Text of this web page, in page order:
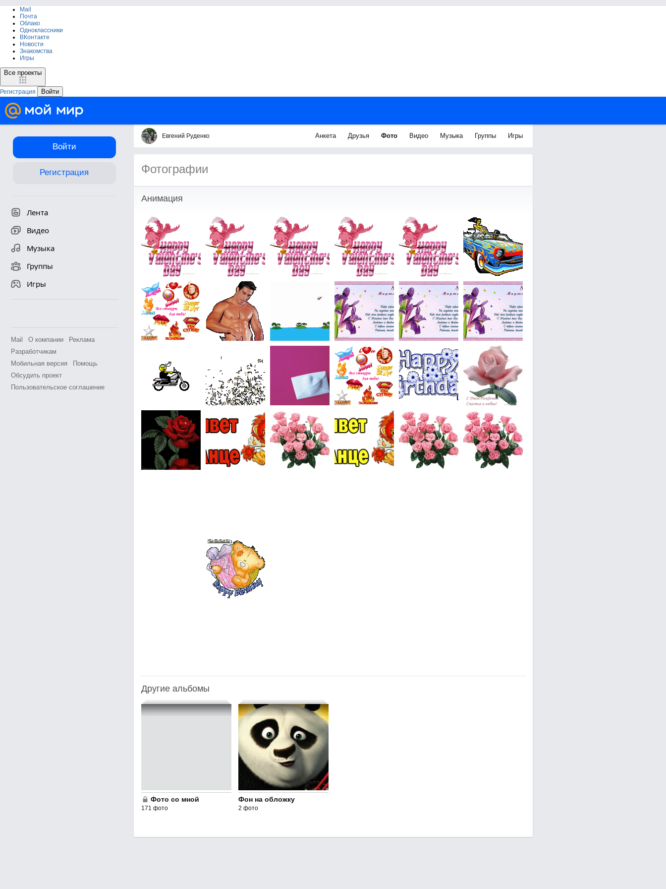
Mail
Почта
Облако
Одноклассники
ВКонтакте
Новости
Знакомства
Игры
Все проекты
Регистрация Войти
Войти
Регистрация
Лента
Видео
Музыка
Группы
Игры
Mail О компании
Реклама
Разработчикам
Мобильная версия
Помощь
Обсудить проект
Пользовательское соглашение
Евгений Руденко Анкета Друзья Фото Видео Музыка Группы Игры
Фотографии
Анимация
Другие альбомы
Фото со мной
171 фото
Фон на обложку
2 фото